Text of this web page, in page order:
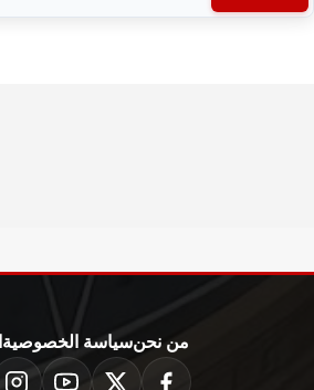
من نحنسياسة الخصوصية